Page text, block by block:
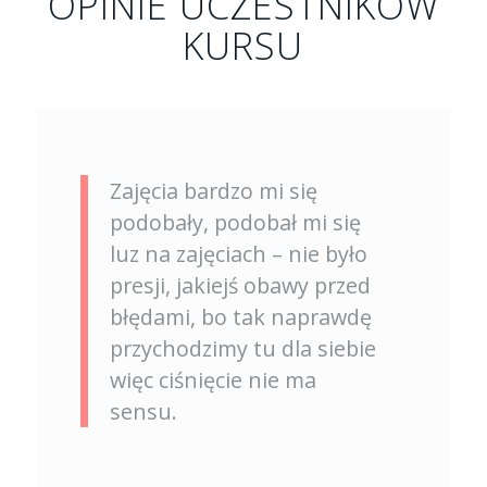
KURSU
Zajęcia bardzo mi się
podobały, podobał mi się
luz na zajęciach – nie było
presji, jakiejś obawy przed
błędami, bo tak naprawdę
przychodzimy tu dla siebie
więc ciśnięcie nie ma
sensu.